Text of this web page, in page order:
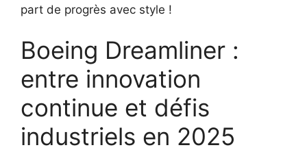
part de progrès avec style !
Boeing Dreamliner :
entre innovation
continue et défis
industriels en 2025